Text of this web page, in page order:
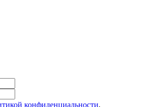
конфиденциальности,